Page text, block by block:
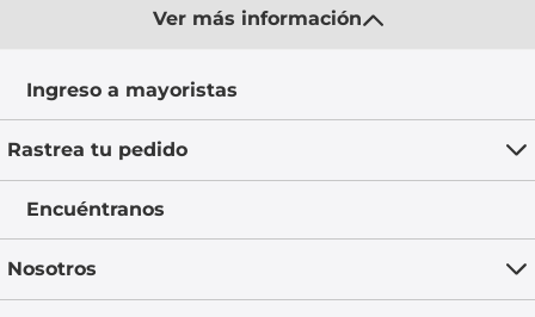
Ver más información
Ingreso a mayoristas
Rastrea tu pedido
Encuéntranos
Nosotros